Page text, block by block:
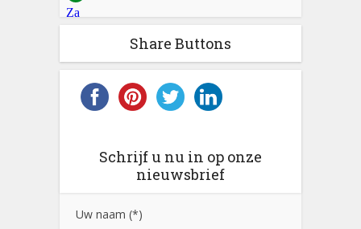
Share Buttons
Schrijf u nu in op onze
nieuwsbrief
Uw naam (*)